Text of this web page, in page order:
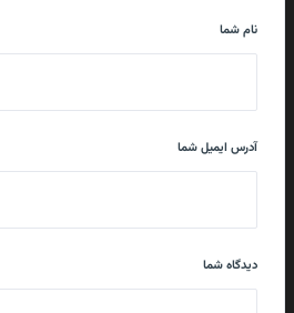
نام شما
آدرس ایمیل شما
دیدگاه شما